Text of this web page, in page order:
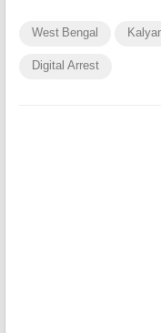
West Bengal
Digital Arrest